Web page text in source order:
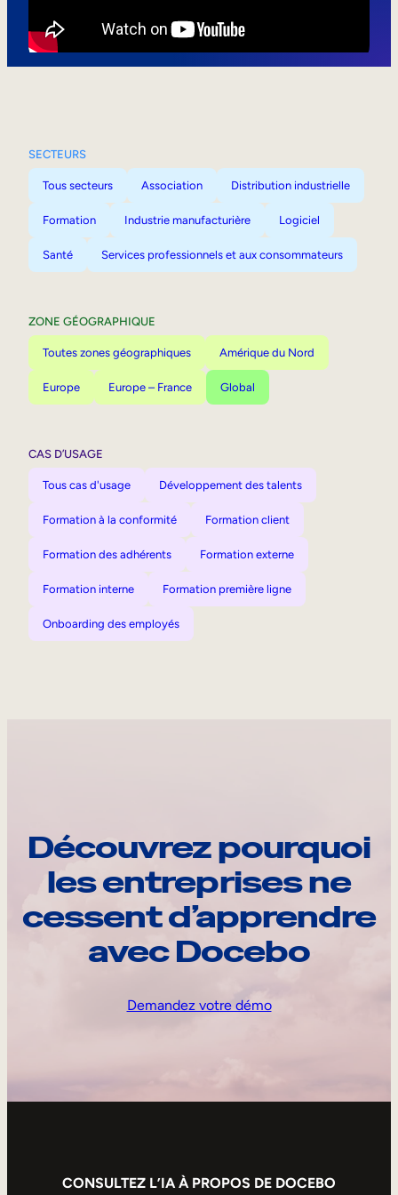
SECTEURS
Tous secteurs Association Distribution industrielle
Formation Industrie manufacturière Logiciel
Santé Services professionnels et aux consommateurs
ZONE GÉOGRAPHIQUE
Toutes zones géographiques Amérique du Nord
Europe Europe – France Global
CAS D’USAGE
Tous cas d'usage Développement des talents
Formation à la conformité Formation client
Formation des adhérents Formation externe
Formation interne Formation première ligne
Onboarding des employés
Découvrez pourquoi
les entreprises ne
cessent d’apprendre
avec Docebo
Demandez votre démo
CONSULTEZ L’IA À PROPOS DE DOCEBO